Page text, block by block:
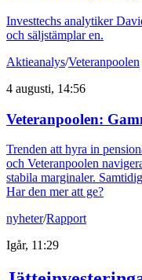
Investtechs analytiker
och säljstämplar en.
Aktieanalys/Veteranpoolen
4 augusti, 14:56
Veteranpoolen:
Trenden att hyra in
och Veteranpoolen
stabila marginaler.
Har den mer att ge?
nyheter/Rapport
Igår, 11:29